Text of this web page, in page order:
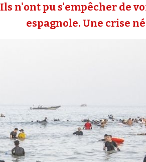
Ils n'ont pu s'empêcher de
espagnole. Une crise